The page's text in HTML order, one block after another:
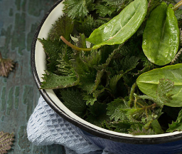
состоит в том, что
кислоты, которая
в почках, объяснила
ВРАЧИ РАСТЕНИЯ